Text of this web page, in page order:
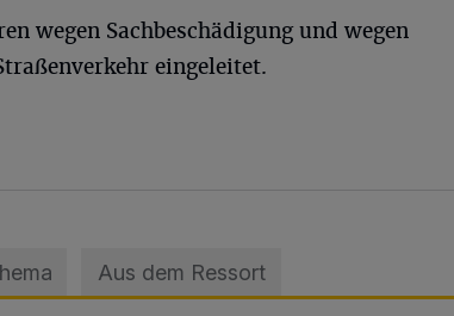
wegen Sachbeschädigung und wegen
eingeleitet.
Aus dem Ressort